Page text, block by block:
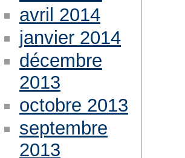
avril 2014
janvier 2014
décembre
2013
octobre 2013
septembre
2013